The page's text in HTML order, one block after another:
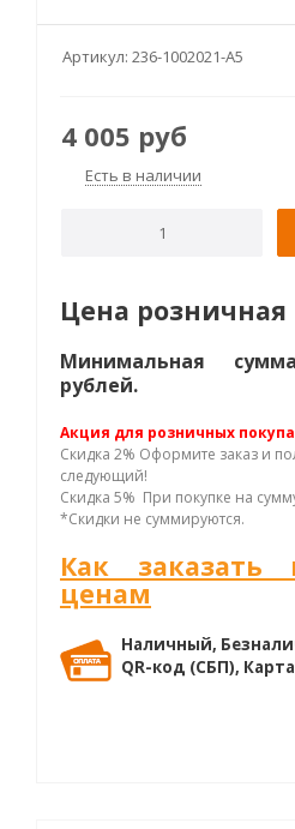
Артикул: 236-1002021-А5
4 005 руб
Есть в наличии
Цена розничная
Минимальная
рублей.
Акция для розничных
Скидка 2% Оформите заказ и
следующий!
Скидка 5% При покупке на
*Скидки не суммируются.
Как заказать
ценам
Наличный,
QR-код (СБП), Карта